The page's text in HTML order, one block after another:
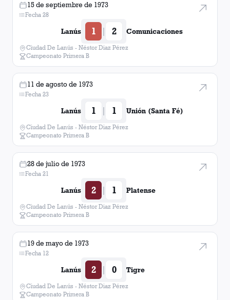
15 de septiembre de 1973
Fecha 28
Lanús 1 | 2 Comunicaciones
Ciudad De Lanús - Néstor Diaz Pérez
Campeonato Primera B
11 de agosto de 1973
Fecha 23
Lanús 1 | 1 Unión (Santa Fé)
Ciudad De Lanús - Néstor Diaz Pérez
Campeonato Primera B
28 de julio de 1973
Fecha 21
Lanús 2 | 1 Platense
Ciudad De Lanús - Néstor Diaz Pérez
Campeonato Primera B
19 de mayo de 1973
Fecha 12
Lanús 2 | 0 Tigre
Ciudad De Lanús - Néstor Diaz Pérez
Campeonato Primera B